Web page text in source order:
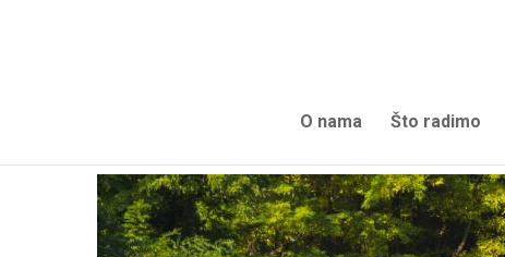
O nama Što radimo